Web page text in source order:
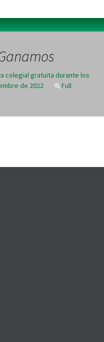
colegial gratuita durante los
de 2022
Full